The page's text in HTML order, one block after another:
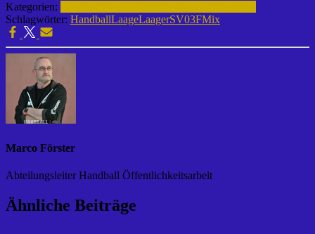
Kategorien:
Schlagwörter: HandballLaageLaagerSV03FMix
Marco Förster
Abteilungsleiter Handball Öffentlichkeitsarbeit
Ähnliche Beiträge